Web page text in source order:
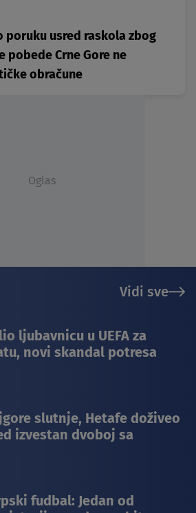
poruku usred raskola zbog
pobede Crne Gore ne
obračune
Oglas
Vidi sve
ljubavnicu u UEFA za
novi skandal potresa
slutnje, Hetafe doživeo
izvestan dvoboj sa
fudbal: Jedan od